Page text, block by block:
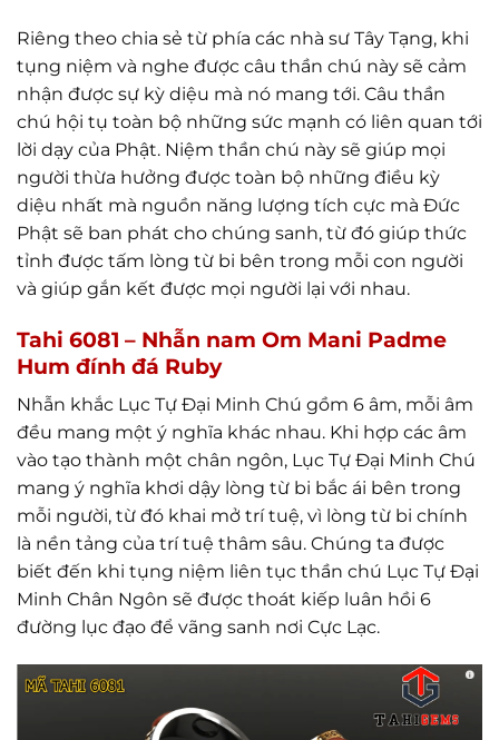
Riêng theo chia sẻ từ phía các nhà sư Tây Tạng, khi
tụng niệm và nghe được câu thần chú này sẽ cảm
nhận được sự kỳ diệu mà nó mang tới. Câu thần
chú hội tụ toàn bộ những sức mạnh có liên quan tới
lời dạy của Phật. Niệm thần chú này sẽ giúp mọi
người thừa hưởng được toàn bộ những điều kỳ
diệu nhất mà nguồn năng lượng tích cực mà Đức
Phật sẽ ban phát cho chúng sanh, từ đó giúp thức
tỉnh được tấm lòng từ bi bên trong mỗi con người
và giúp gắn kết được mọi người lại với nhau.
Tahi 6081 – Nhẫn nam Om Mani Padme
Hum đính đá Ruby
Nhẫn khắc Lục Tự Đại Minh Chú gồm 6 âm, mỗi âm
đều mang một ý nghĩa khác nhau. Khi hợp các âm
vào tạo thành một chân ngôn, Lục Tự Đại Minh Chú
mang ý nghĩa khơi dậy lòng từ bi bắc ái bên trong
mỗi người, từ đó khai mở trí tuệ, vì lòng từ bi chính
là nền tảng của trí tuệ thâm sâu. Chúng ta được
biết đến khi tụng niệm liên tục thần chú Lục Tự Đại
Minh Chân Ngôn sẽ được thoát kiếp luân hồi 6
đường lục đạo để vãng sanh nơi Cực Lạc.